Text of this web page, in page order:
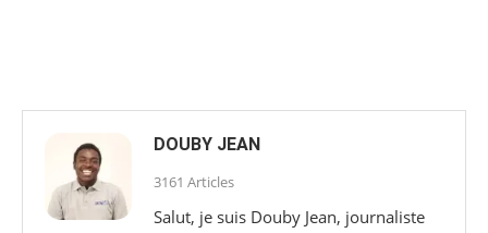
DOUBY JEAN
3161 Articles
Salut, je suis Douby Jean, journaliste